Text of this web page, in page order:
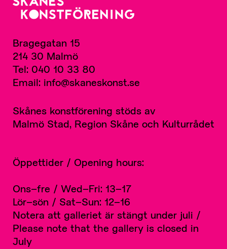
Bragegatan 15
214 30 Malmö
Tel: 040 10 33 80
Email: info@skaneskonst.se
Skånes konstförening stöds av
Malmö Stad, Region Skåne och Kulturrådet
Öppettider / Opening hours:
Ons–fre / Wed–Fri: 13–17
Lör–sön / Sat–Sun: 12–16
Notera att galleriet är stängt under juli /
Please note that the gallery is closed in
July